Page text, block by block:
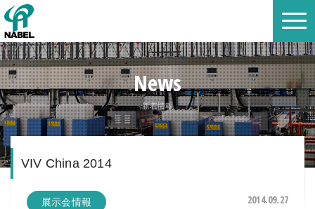
News
新着情報
VIV China 2014
展示会情報 2014.09.27